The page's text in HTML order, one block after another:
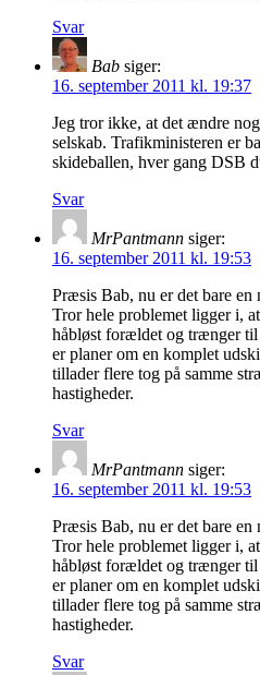
Svar
Bab siger:
16. september 2011 kl. 19:37
Jeg tror ikke, at det ændre
selskab. Trafikministeren er
skideballen, hver gang DSB
Svar
MrPantmann siger:
16. september 2011 kl. 19:53
Præsis Bab, nu er det bare en
Tror hele problemet ligger i,
håbløst forældet og trænger
er planer om en komplet
tillader flere tog på samme
hastigheder.
Svar
MrPantmann siger:
16. september 2011 kl. 19:53
Præsis Bab, nu er det bare en
Tror hele problemet ligger i,
håbløst forældet og trænger
er planer om en komplet
tillader flere tog på samme
hastigheder.
Svar